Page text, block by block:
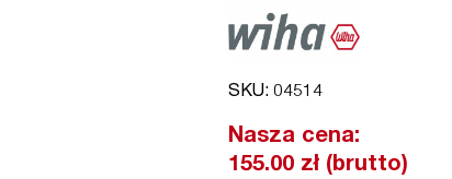
SKU: 04514
Nasza cena:
155.00 zł (brutto)